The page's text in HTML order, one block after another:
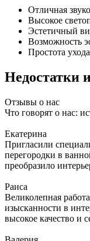
Отличная
Высокое
Эстетичный
Возможность
Простота
Недостатки
Отзывы о нас
Что говорят о нас:
Екатерина
Пригласили
перегородки в
преобразило
Раиса
Великолепная
изысканности в
высокое качество и